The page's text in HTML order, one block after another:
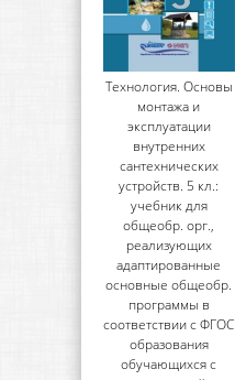
Технология. Основы
монтажа и
эксплуатации
внутренних
сантехнических
устройств. 5 кл.:
учебник для
общеобр. орг.,
реализующих
адаптированные
основные общеобр.
программы в
соответствии с ФГОС
образования
обучающихся с